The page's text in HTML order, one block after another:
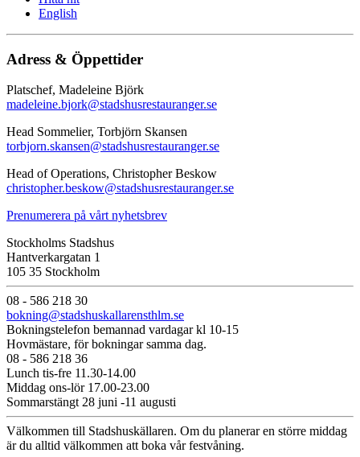
English
Adress & Öppettider
Platschef, Madeleine Björk
madeleine.bjork@stadshusrestauranger.se
Head Sommelier, Torbjörn Skansen
torbjorn.skansen@stadshusrestauranger.se
Head of Operations, Christopher Beskow
christopher.beskow@stadshusrestauranger.se
Prenumerera på vårt nyhetsbrev
Stockholms Stadshus
Hantverkargatan 1
105 35 Stockholm
08 - 586 218 30
bokning@stadshuskallarensthlm.se
Bokningstelefon bemannad vardagar kl 10-15
Hovmästare, för bokningar samma dag.
08 - 586 218 36
Lunch tis-fre 11.30-14.00
Middag ons-lör 17.00-23.00
Sommarstängt 28 juni -11 augusti
Välkommen till Stadshuskällaren. Om du planerar en större middag
är du alltid välkommen att boka vår festvåning.